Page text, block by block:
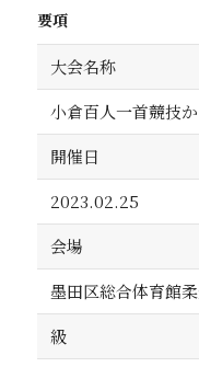
要項
大会名称
小倉百人一首競技
開催日
2023.02.25
会場
墨田区総合体育館
級